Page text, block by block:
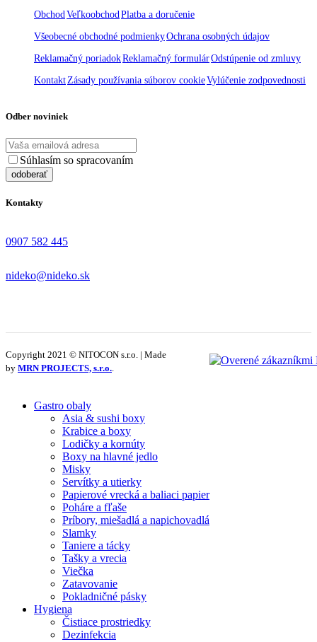
Obchod Veľkoobchod Platba a doručenie
Všeobecné obchodné podmienkyOchrana osobných údajov
Reklamačný poriadokReklamačný formulárOdstúpenie od zmluvy
Kontakt Zásady používania súborov cookieVylúčenie zodpovednosti
Odber noviniek
Súhlasím so spracovaním
Kontakty
0907 582 445
nideko@nideko.sk
Copyright 2021 © NITOCON s.r.o. | Made
by MRN PROJECTS, s.r.o.
Gastro obaly
Asia & sushi boxy
Krabice a boxy
Lodičky a kornúty
Boxy na hlavné jedlo
Misky
Servítky a utierky
Papierové vrecká a baliaci papier
Poháre a fľaše
Príbory, miešadlá a napichovadlá
Slamky
Taniere a tácky
Tašky a vrecia
Viečka
Zatavovanie
Pokladničné pásky
Hygiena
Čistiace prostriedky
Dezinfekcia